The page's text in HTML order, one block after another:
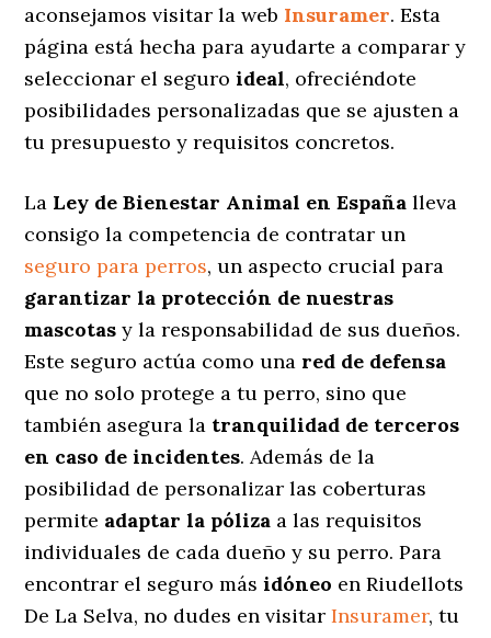
aconsejamos visitar la web Insuramer. Esta
página está hecha para ayudarte a comparar y
seleccionar el seguroideal, ofreciéndote
posibilidades personalizadas que se ajusten a
tu presupuesto y requisitos concretos.
La Ley de Bienestar Animal en España lleva
consigo la competencia de contratar un
seguro para perros, un aspecto crucial para
garantizar la protección de nuestras
mascotas y la responsabilidad de sus dueños.
Este seguro actúa como una red de defensa
que no solo protege a tu perro, sino que
también asegura la tranquilidad de terceros
en caso de incidentes. Además de la
posibilidad de personalizar las coberturas
permite adaptar la póliza a las requisitos
individuales de cada dueño y su perro. Para
encontrar el seguro másidóneo en Riudellots
De La Selva, no dudes en visitarInsuramer, tu